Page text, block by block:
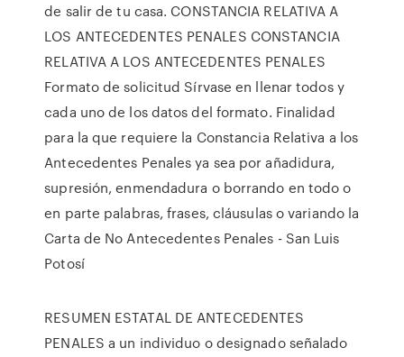
de salir de tu casa. CONSTANCIA RELATIVA A
LOS ANTECEDENTES PENALES CONSTANCIA
RELATIVA A LOS ANTECEDENTES PENALES
Formato de solicitud Sírvase en llenar todos y
cada uno de los datos del formato. Finalidad
para la que requiere la Constancia Relativa a los
Antecedentes Penales ya sea por añadidura,
supresión, enmendadura o borrando en todo o
en parte palabras, frases, cláusulas o variando la
Carta de No Antecedentes Penales - San Luis
Potosí
RESUMEN ESTATAL DE ANTECEDENTES
PENALES a un individuo o designado señalado